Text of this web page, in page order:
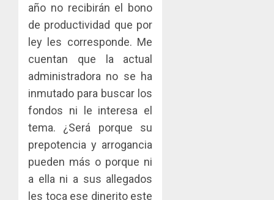
año no recibirán el bono
de productividad que por
ley les corresponde. Me
cuentan que la actual
administradora no se ha
inmutado para buscar los
fondos ni le interesa el
tema. ¿Será porque su
prepotencia y arrogancia
pueden más o porque ni
a ella ni a sus allegados
les toca ese dinerito este